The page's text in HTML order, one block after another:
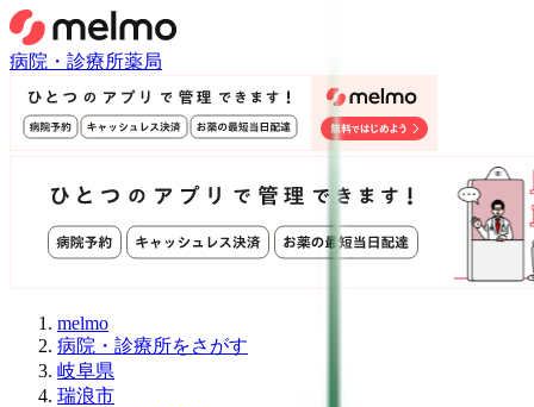
病院・診療所薬局
melmo
病院・診療所をさがす
岐阜県
瑞浪市